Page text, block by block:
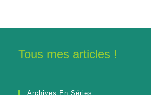
Tous mes articles !
Archives En Séries